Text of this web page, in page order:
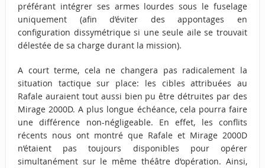
préférant intégrer ses armes lourdes sous le fuselage
uniquement (afin d’éviter des appontages en
configuration dissymétrique si une seule aile se trouvait
délestée de sa charge durant la mission).
A court terme, cela ne changera pas radicalement la
situation tactique sur place: les cibles attribuées au
Rafale auraient tout aussi bien pu être détruites par des
Mirage 2000D. A plus longue échéance, cela pourra faire
une différence non-négligeable. En effet, les conflits
récents nous ont montré que Rafale et Mirage 2000D
n’étaient pas toujours disponibles pour opérer
simultanément sur le même théâtre d’opération. Ainsi,